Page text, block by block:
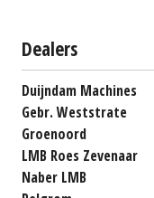
Dealers
Duijndam Machines
Gebr. Weststrate
Groenoord
LMB Roes Zevenaar
Naber LMB